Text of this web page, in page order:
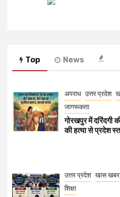
Top News
अपराध उत्तर प्रदेश
जागरूकता
गोरखपुर में दरिंदगी
की हत्या से प्रदेश
उत्तर प्रदेश खास खबर
शिक्षा